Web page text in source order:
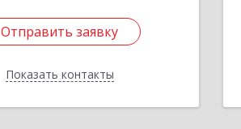
Отправить заявку
Показать контакты
Отправить заявку
Назад